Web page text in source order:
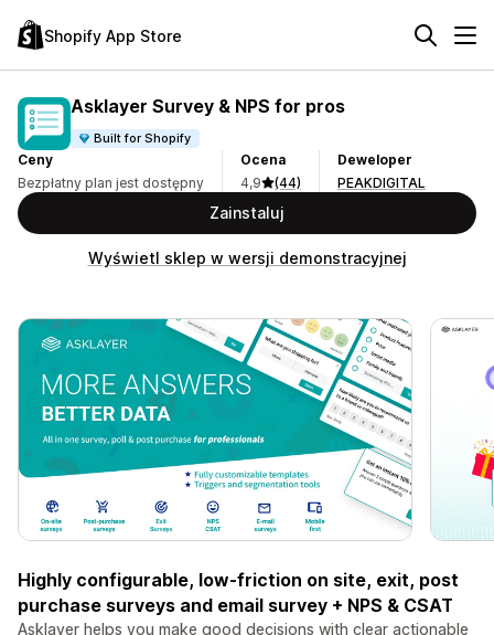
Shopify App Store
Asklayer Survey & NPS for pros
Built for Shopify
Ceny
Bezpłatny plan jest dostępny
Ocena
4,9
(44)
Deweloper
PEAKDIGITAL
Zainstaluj
Wyświetl sklep w wersji demonstracyjnej
Highly configurable, low-friction on site, exit, post
purchase surveys and email survey + NPS & CSAT
Asklayer helps you make good decisions with clear actionable